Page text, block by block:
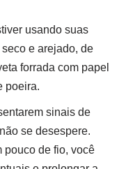
usando suas
e arejado, de
forrada com papel
poeira.
sinais de
se desespere.
pouco de fio, você